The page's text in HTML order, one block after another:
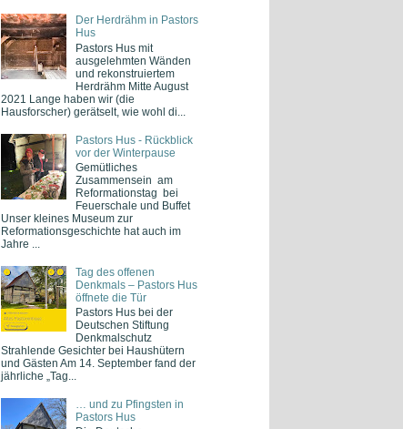
Der Herdrähm in Pastors
Hus
Pastors Hus mit
ausgelehmten Wänden
und rekonstruiertem
Herdrähm Mitte August
2021 Lange haben wir (die
Hausforscher) gerätselt, wie wohl di...
Pastors Hus - Rückblick
vor der Winterpause
Gemütliches
Zusammensein am
Reformationstag bei
Feuerschale und Buffet
Unser kleines Museum zur
Reformationsgeschichte hat auch im
Jahre ...
Tag des offenen
Denkmals – Pastors Hus
öffnete die Tür
Pastors Hus bei der
Deutschen Stiftung
Denkmalschutz
Strahlende Gesichter bei Haushütern
und Gästen Am 14. September fand der
jährliche „Tag...
… und zu Pfingsten in
Pastors Hus